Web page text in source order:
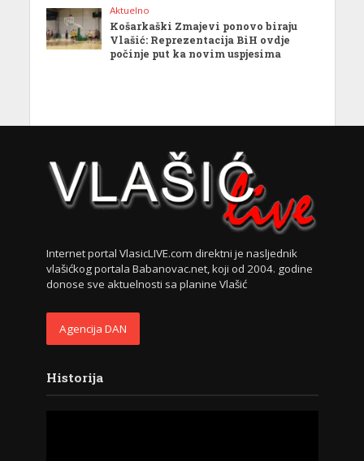
Aktuelno
Košarkaški Zmajevi ponovo biraju
Vlašić: Reprezentacija BiH ovdje
počinje put ka novim uspjesima
Internet portal VlasicLIVE.com direktni je nasljednik
vlašićkog portala Babanovac.net, koji od 2004. godine
donose sve aktuelnosti sa planine Vlašić
Agencija DAN
Historija